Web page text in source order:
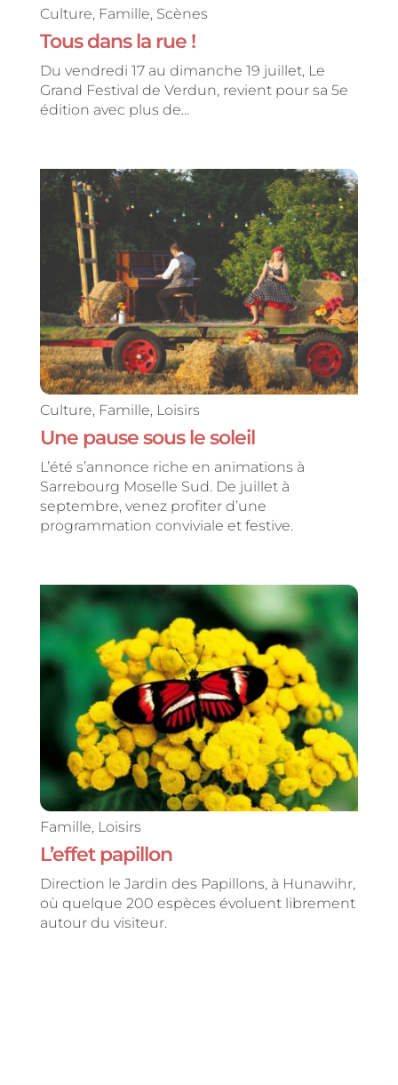
Culture, Famille, Scènes
Tous dans la rue !
Du vendredi 17 au dimanche 19 juillet, Le
Grand Festival de Verdun, revient pour sa 5e
édition avec plus de...
Culture, Famille, Loisirs
Une pause sous le soleil
L’été s’annonce riche en animations à
Sarrebourg Moselle Sud. De juillet à
septembre, venez profiter d’une
programmation conviviale et festive.
Famille, Loisirs
L’effet papillon
Direction le Jardin des Papillons, à Hunawihr,
où quelque 200 espèces évoluent librement
autour du visiteur.